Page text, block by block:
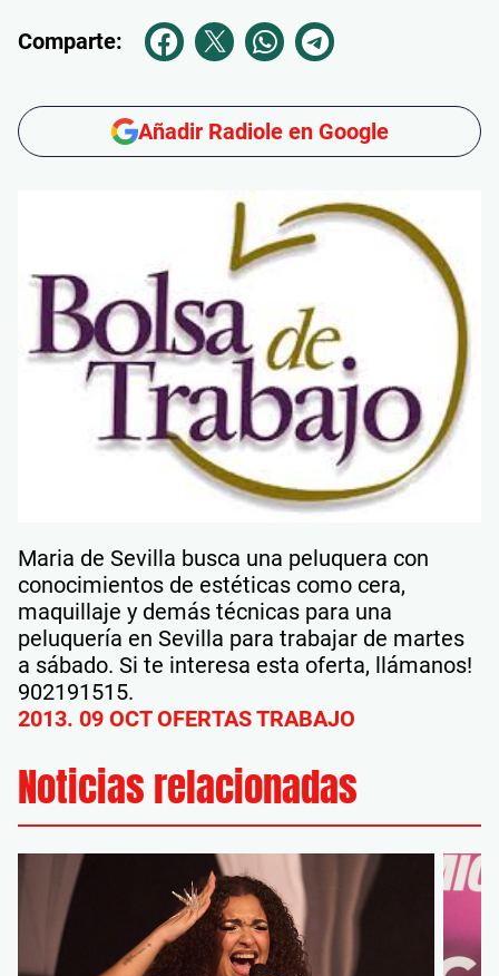
Comparte:
Añadir Radiole en Google
Maria de Sevilla busca una peluquera con
conocimientos de estéticas como cera,
maquillaje y demás técnicas para una
peluquería en Sevilla para trabajar de martes
a sábado. Si te interesa esta oferta, llámanos!
902191515.
2013. 09 OCT OFERTAS TRABAJO
Noticias relacionadas